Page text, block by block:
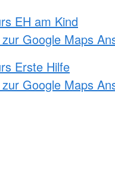
EH am Kind
Google Maps
Erste Hilfe
Google Maps